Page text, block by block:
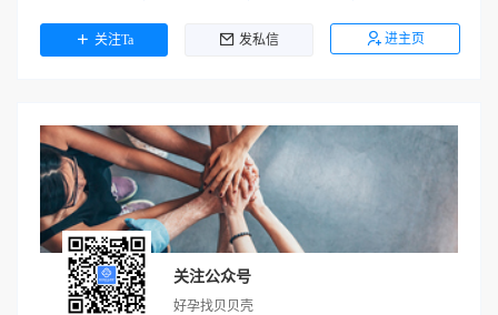
关注Ta 发私信 进主页
关注公众号
好孕找贝贝壳